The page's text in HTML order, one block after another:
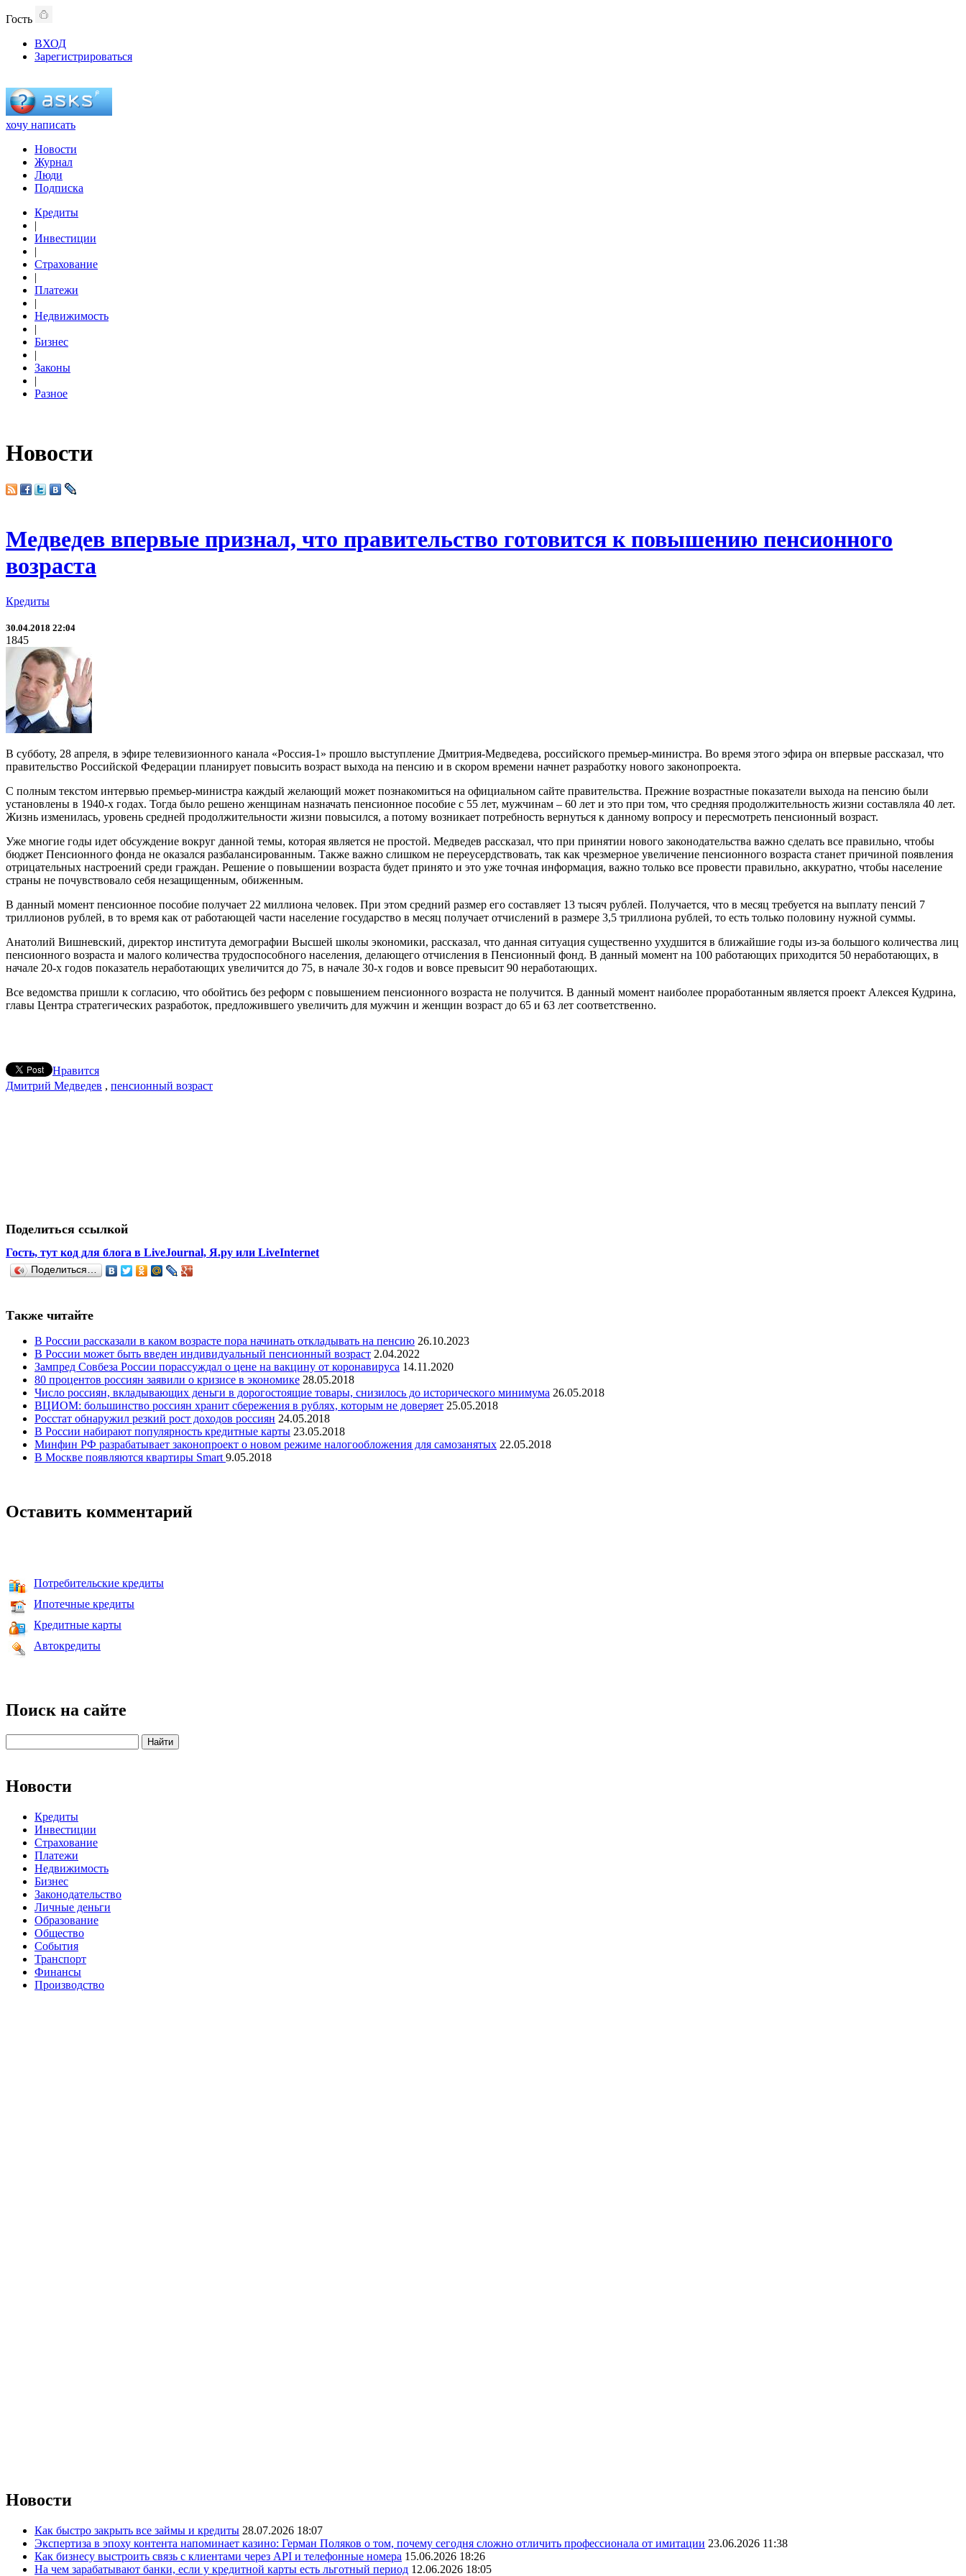
Гость
ВХОД
Зарегистрироваться
хочу написать
Новости
Журнал
Люди
Подписка
Кредиты
|
Инвестиции
|
Страхование
|
Платежи
|
Недвижимость
|
Бизнес
|
Законы
|
Разное
Новости
Медведев впервые признал, что правительство готовится к повышению пенсионного
возраста
Кредиты
30.04.2018 22:04
1845
В субботу, 28 апреля, в эфире телевизионного канала «Россия-1» прошло выступление Дмитрия-Медведева, российского премьер-министра. Во время этого эфира он впервые рассказал, что
правительство Российской Федерации планирует повысить возраст выхода на пенсию и в скором времени начнет разработку нового законопроекта.
С полным текстом интервью премьер-министра каждый желающий может познакомиться на официальном сайте правительства. Прежние возрастные показатели выхода на пенсию были
установлены в 1940-х годах. Тогда было решено женщинам назначать пенсионное пособие с 55 лет, мужчинам – 60 лет и это при том, что средняя продолжительность жизни составляла 40 лет.
Жизнь изменилась, уровень средней продолжительности жизни повысился, а потому возникает потребность вернуться к данному вопросу и пересмотреть пенсионный возраст.
Уже многие годы идет обсуждение вокруг данной темы, которая является не простой. Медведев рассказал, что при принятии нового законодательства важно сделать все правильно, чтобы
бюджет Пенсионного фонда не оказался разбалансированным. Также важно слишком не переусердствовать, так как чрезмерное увеличение пенсионного возраста станет причиной появления
отрицательных настроений среди граждан. Решение о повышении возраста будет принято и это уже точная информация, важно только все провести правильно, аккуратно, чтобы население
страны не почувствовало себя незащищенным, обиженным.
В данный момент пенсионное пособие получает 22 миллиона человек. При этом средний размер его составляет 13 тысяч рублей. Получается, что в месяц требуется на выплату пенсий 7
триллионов рублей, в то время как от работающей части население государство в месяц получает отчислений в размере 3,5 триллиона рублей, то есть только половину нужной суммы.
Анатолий Вишневский, директор института демографии Высшей школы экономики, рассказал, что данная ситуация существенно ухудшится в ближайшие годы из-за большого количества лиц
пенсионного возраста и малого количества трудоспособного населения, делающего отчисления в Пенсионный фонд. В данный момент на 100 работающих приходится 50 неработающих, в
начале 20-х годов показатель неработающих увеличится до 75, в начале 30-х годов и вовсе превысит 90 неработающих.
Все ведомства пришли к согласию, что обойтись без реформ с повышением пенсионного возраста не получится. В данный момент наиболее проработанным является проект Алексея Кудрина,
главы Центра стратегических разработок, предложившего увеличить для мужчин и женщин возраст до 65 и 63 лет соответственно.
Нравится
Дмитрий Медведев , пенсионный возраст
Поделиться ссылкой
Гость, тут код для блога в LiveJournal, Я.ру или LiveInternet
Поделиться…
Также читайте
В России рассказали в каком возрасте пора начинать откладывать на пенсию 26.10.2023
В России может быть введен индивидуальный пенсионный возраст 2.04.2022
Зампред Совбеза России порассуждал о цене на вакцину от коронавируса 14.11.2020
80 процентов россиян заявили о кризисе в экономике 28.05.2018
Число россиян, вкладывающих деньги в дорогостоящие товары, снизилось до исторического минимума 26.05.2018
ВЦИОМ: большинство россиян хранит сбережения в рублях, которым не доверяет 25.05.2018
Росстат обнаружил резкий рост доходов россиян 24.05.2018
В России набирают популярность кредитные карты 23.05.2018
Минфин РФ разрабатывает законопроект о новом режиме налогообложения для самозанятых 22.05.2018
В Москве появляются квартиры Smart 9.05.2018
Оставить комментарий
Потребительские кредиты
Ипотечные кредиты
Кредитные карты
Автокредиты
Поиск на сайте
Новости
Кредиты
Инвестиции
Страхование
Платежи
Недвижимость
Бизнес
Законодательство
Личные деньги
Образование
Общество
События
Транспорт
Финансы
Производство
Новости
Как быстро закрыть все займы и кредиты 28.07.2026 18:07
Экспертиза в эпоху контента напоминает казино: Герман Поляков о том, почему сегодня сложно отличить профессионала от имитации 23.06.2026 11:38
Как бизнесу выстроить связь с клиентами через API и телефонные номера 15.06.2026 18:26
На чем зарабатывают банки, если у кредитной карты есть льготный период 12.06.2026 18:05